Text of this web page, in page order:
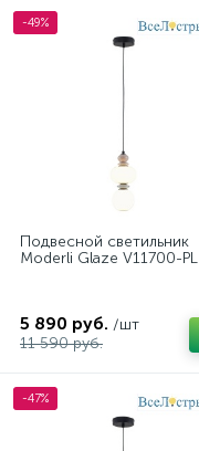
-49%
Подвесной светильник
Moderli Glaze V11700-PL
5 890 руб. /шт
11 590 руб.
-47%